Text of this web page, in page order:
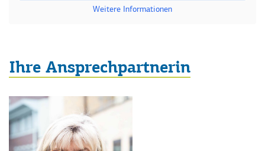
Weitere Informationen
Ihre Ansprechpartnerin